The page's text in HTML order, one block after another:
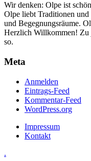
Wir denken: Olpe ist
Olpe liebt Traditionen
und Begegnungsräume.
Herzlich Willkommen! Zu
so.
Meta
Anmelden
Eintrags-Feed
Kommentar-Feed
WordPress.org
Impressum
Kontakt
.